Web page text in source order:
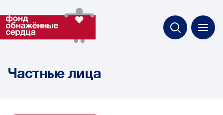
Частные лица